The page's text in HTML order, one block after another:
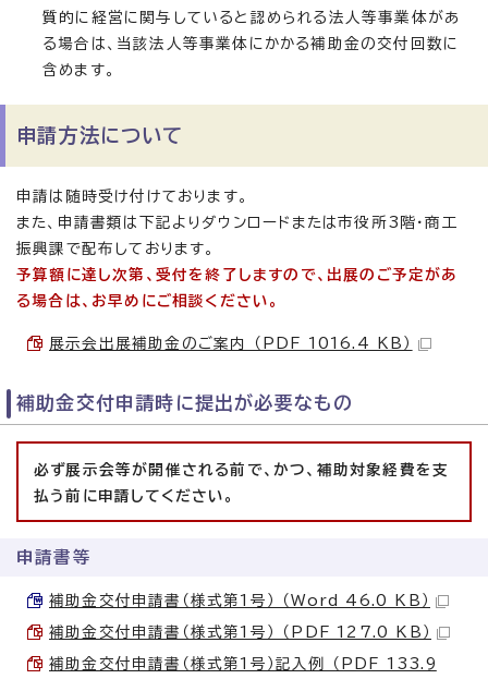
質的に経営に関与していると認められる法人等事業体があ
る場合は、当該法人等事業体にかかる補助金の交付回数に
含めます。
申請方法について
申請は随時受け付けております。
また、申請書類は下記よりダウンロードまたは市役所3階・商工
振興課で配布しております。
予算額に達し次第、受付を終了しますので、出展のご予定があ
る場合は、お早めにご相談ください。
展示会出展補助金のご案内 （PDF 1016.4 KB）
補助金交付申請時に提出が必要なもの
必ず展示会等が開催される前で、かつ、補助対象経費を支
払う前に申請してください。
申請書等
補助金交付申請書（様式第1号） （Word 46.0 KB）
補助金交付申請書（様式第1号） （PDF 127.0 KB）
補助金交付申請書（様式第1号）記入例 （PDF 133.9